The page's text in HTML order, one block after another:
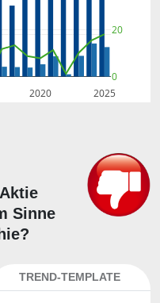
2020 2025
0
20
Sinne
TREND-TEMPLATE